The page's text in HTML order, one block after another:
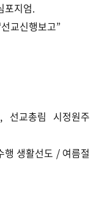
포지엄.
교신행보고”
선교총림 시정원주
생활선도 / 여름절